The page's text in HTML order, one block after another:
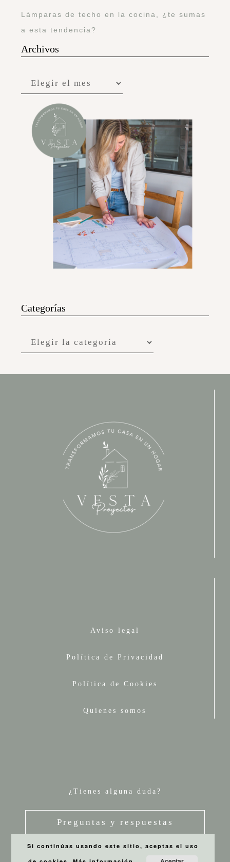
Lámparas de techo en la cocina, ¿te sumas
a esta tendencia?
Archivos
Categorías
Aviso legal
Política de Privacidad
Política de Cookies
Quienes somos
¿Tienes alguna duda?
Preguntas y respuestas
Si continúas usando este sitio, aceptas el uso